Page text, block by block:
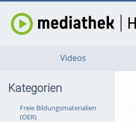
Videos
Kategorien
Freie Bildungsmaterialien
(OER)